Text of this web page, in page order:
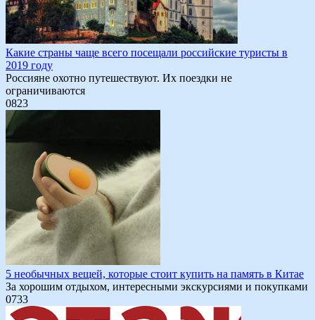
Какие страны чаще всего посещали российские туристы в
2019 году
Россияне охотно путешествуют. Их поездки не
ограничиваются
0823
5 необычных вещей, которые стоит купить на память в Китае
За хорошим отдыхом, интересными экскурсиями и покупками
0733